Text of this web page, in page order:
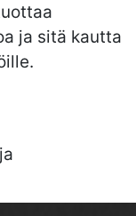
ja sitä kautta